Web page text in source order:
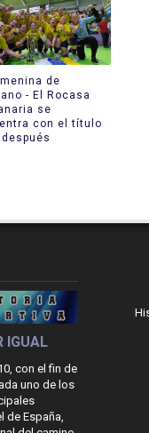
de
- El Rocasa
se
con el título
IGUAL
con el fin de
uno de los
España,